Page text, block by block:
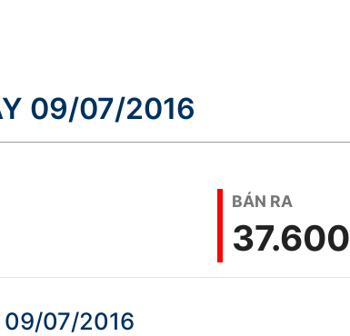
09/07/2016
BÁN RA
37.600
09/07/2016